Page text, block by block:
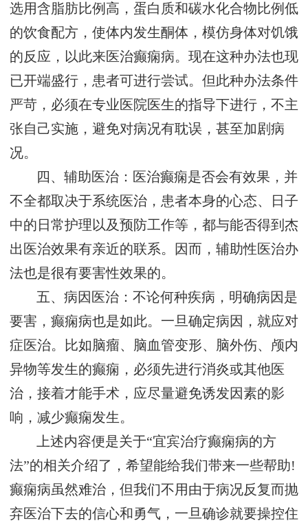
选用含脂肪比例高，蛋白质和碳水化合物比例低
的饮食配方，使体内发生酮体，模仿身体对饥饿
的反应，以此来医治癫痫病。现在这种办法也现
已开端盛行，患者可进行尝试。但此种办法条件
严苛，必须在专业医院医生的指导下进行，不主
张自己实施，避免对病况有耽误，甚至加剧病
况。
四、辅助医治：医治癫痫是否会有效果，并
不全都取决于系统医治，患者本身的心态、日子
中的日常护理以及预防工作等，都与能否得到杰
出医治效果有亲近的联系。因而，辅助性医治办
法也是很有要害性效果的。
五、病因医治：不论何种疾病，明确病因是
要害，癫痫病也是如此。一旦确定病因，就应对
症医治。比如脑瘤、脑血管变形、脑外伤、颅内
异物等发生的癫痫，必须先进行消炎或其他医
治，接着才能手术，应尽量避免诱发因素的影
响，减少癫痫发生。
上述内容便是关于“宜宾治疗癫痫病的方
法”的相关介绍了，希望能给我们带来一些帮助!
癫痫病虽然难治，但我们不用由于病况反复而抛
弃医治下去的信心和勇气，一旦确诊就要操控住